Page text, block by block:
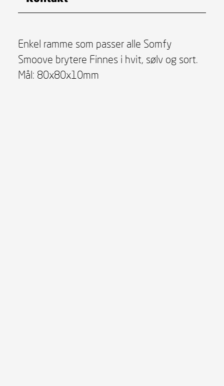
Enkel ramme som passer alle Somfy
Smoove brytere Finnes i hvit, sølv og sort.
Mål: 80x80x10mm